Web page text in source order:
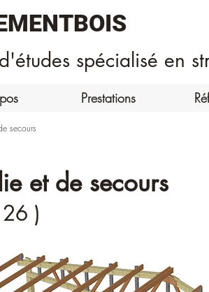
spécialisé en
Prestations
secours
et de secours
)